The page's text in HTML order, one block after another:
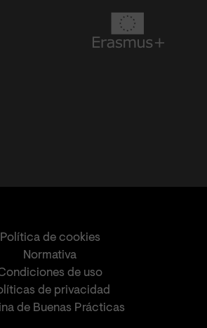
Política de cookies
Normativa
de uso
de privacidad
de Buenas Prácticas